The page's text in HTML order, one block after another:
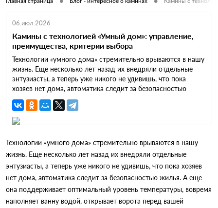
06.июл.2026
Камины с технологией «Умный дом»: управление,
преимущества, критерии выбора
Технологии «умного дома» стремительно врываются в нашу
жизнь. Еще несколько лет назад их внедряли отдельные
энтузиасты, а теперь уже никого не удивишь, что пока
хозяев нет дома, автоматика следит за безопасностью
жилья.
Технологии «умного дома» стремительно врываются в нашу
жизнь. Еще несколько лет назад их внедряли отдельные
энтузиасты, а теперь уже никого не удивишь, что пока хозяев
нет дома, автоматика следит за безопасностью жилья. А еще
она поддерживает оптимальный уровень температуры, вовремя
наполняет ванну водой, открывает ворота перед вашей